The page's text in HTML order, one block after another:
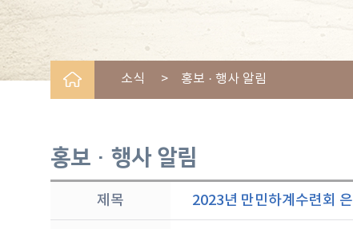
소식 > 홍보 · 행사 알림
홍보 · 행사 알림
제목 2023년 만민하계수련회